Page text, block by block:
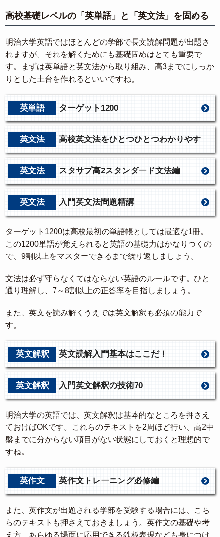
高校基礎レベルの「英単語」と「英文法」を固める
明治大学英語ではほとんどの学部で長文読解問題が出題さ
れますが、それを解くためにも基礎固めはとても重要で
す。まずは英単語と英文法から取り組み、高3までにしっか
りとした土台を作れるといいですね。
英単語 ターゲット1200
英文法 高校英文法をひとつひとつわかりやす
く。
英文法 スタサプ高2スタンダード文法編
英文法 入門英文法問題精講
ターゲット1200は高校最初の単語帳としては最適な1冊。
この1200単語が覚えられると英語の基礎力はかなりつくの
で、9割以上をマスターできるまで繰り返しましょう。
文法は必ず守らなくてはならない英語のルールです。ひと
通り理解し、7～8割以上の正答率を目指しましょう。
また、英文を読み解くうえでは英文解釈も必須の能力で
す。
英文解釈 英文読解入門基本はここだ！
英文解釈 入門英文解釈の技術70
明治大学の英語では、英文解釈は基本的なところを押さえ
ておけばOKです。これらのテキストを2周ほど行い、高2中
盤までに分からない項目がない状態にしておくと理想的で
すね。
英作文 英作文トレーニング必修編
また、英作文が出題される学部を受験する場合には、こち
らのテキストも押さえておきましょう。英作文の基礎や考
え方、あらゆる場面に応用できる鉄板表現なども身につけ